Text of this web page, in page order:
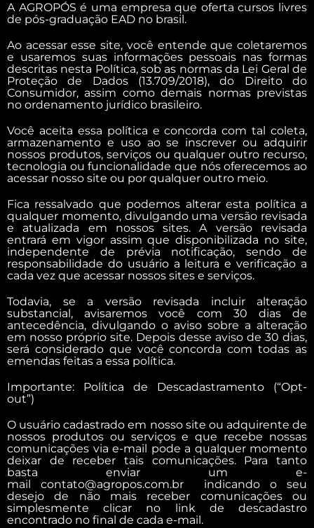
A AGROPÓS é uma empresa que oferta cursos livres
de pós-graduação EAD no brasil.
Ao acessar esse site, você entende que coletaremos
e usaremos suas informações pessoais nas formas
descritas nesta Política, sob as normas da Lei Geral de
Proteção de Dados (13.709/2018), do Direito do
Consumidor, assim como demais normas previstas
no ordenamento jurídico brasileiro.
Você aceita essa política e concorda com tal coleta,
armazenamento e uso ao se inscrever ou adquirir
nossos produtos, serviços ou qualquer outro recurso,
tecnologia ou funcionalidade que nós oferecemos ao
acessar nosso site ou por qualquer outro meio.
Fica ressalvado que podemos alterar esta política a
qualquer momento, divulgando uma versão revisada
e atualizada em nossos sites. A versão revisada
entrará em vigor assim que disponibilizada no site,
independente de prévia notificação, sendo de
responsabilidade do usuário a leitura e verificação a
cada vez que acessar nossos sites e serviços.
Todavia, se a versão revisada incluir alteração
substancial, avisaremos você com 30 dias de
antecedência, divulgando o aviso sobre a alteração
em nosso próprio site. Depois desse aviso de 30 dias,
será considerado que você concorda com todas as
emendas feitas a essa política.
Importante: Política de Descadastramento (“Opt-
out”)
O usuário cadastrado em nosso site ou adquirente de
nossos produtos ou serviços e que recebe nossas
comunicações via e-mail pode a qualquer momento
deixar de receber tais comunicações. Para tanto
basta enviar um e-
mail contato@agropos.com.br indicando o seu
desejo de não mais receber comunicações ou
simplesmente clicar no link de descadastro
encontrado no final de cada e-mail.